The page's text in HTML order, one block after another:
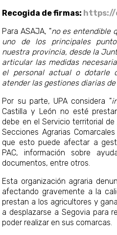
Recogida de firmas: https://
Para ASAJA, "no es entendible
uno de los principales
nuestra provincia, desde la
articular las medidas
el personal actual o dotarle
atender las gestiones diarias de
Por su parte, UPA considera "
Castilla y León no esté
debe en el Servicio territorial
Secciones Agrarias
que esto puede afectar a
PAC, información sobre
documentos, entre otros.
Esta organización agraria
afectando gravemente a la
prestan a los agricultores y
a desplazarse a Segovia para
poder realizar en sus comarcas.